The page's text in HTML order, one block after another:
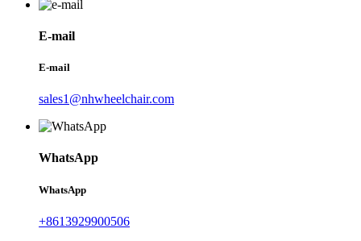
E-mail
E-mail
sales1@nhwheelchair.com
WhatsApp
WhatsApp
+8613929900506